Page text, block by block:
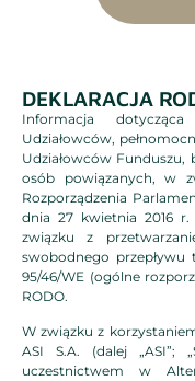
DEKLARACJA
Informacja
Udziałowców,
Udziałowców
osób powiązanych, w
Rozporządzenia
dnia 27 kwietnia 2016
związku z
swobodnego
95/46/WE (ogólne
RODO.
W związku z
ASI S.A. (dalej „ASI”;
uczestnictwem w